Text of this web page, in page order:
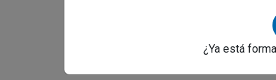
¿Ya está